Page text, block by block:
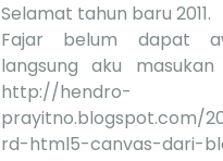
Selamat tahun baru 2011.
Fajar belum dapat
langsung aku
http://hendro-
prayitno.blogspot.com/
rd-html5-canvas-dari-